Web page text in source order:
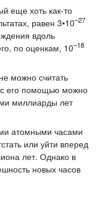
еще хоть как-то
равен 3•10–27
вдоль
по оценкам, 10–18
можно считать
его помощью можно
миллиарды лет
атомными часами
или уйти вперед
лет. Однако в
новых часов